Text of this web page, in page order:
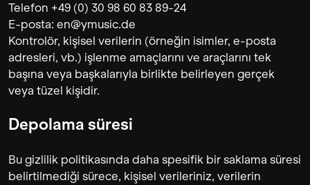
Telefon +49 (0) 30 98 60 83 89-24
E-posta: en@ymusic.de
Kontrolör, kişisel verilerin (örneğin isimler, e-posta
adresleri, vb.) işlenme amaçlarını ve araçlarını tek
başına veya başkalarıyla birlikte belirleyen gerçek
veya tüzel kişidir.
Depolama süresi
Bu gizlilik politikasında daha spesifik bir saklama süresi
belirtilmediği sürece, kişisel verileriniz, verilerin